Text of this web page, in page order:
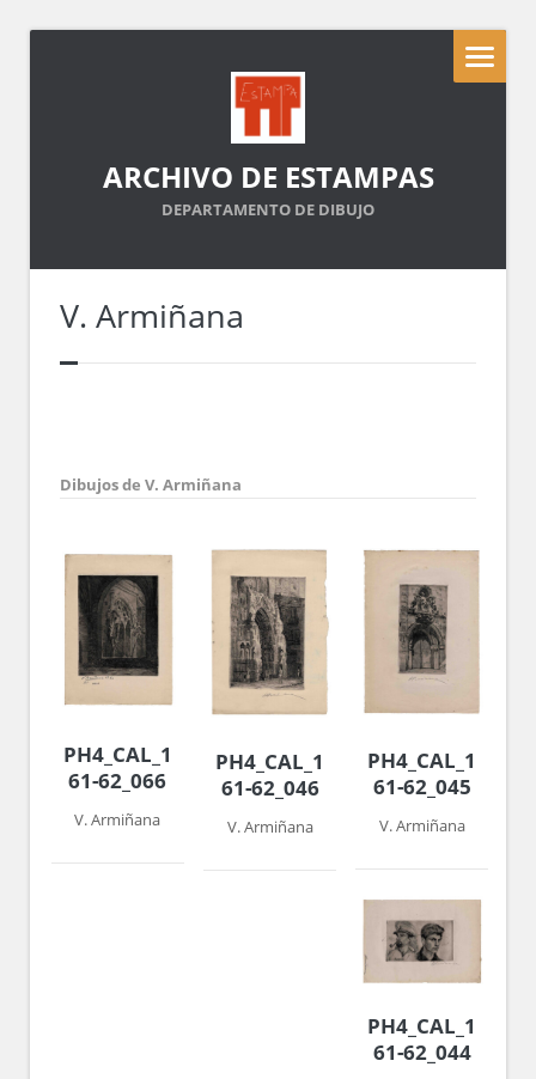
ARCHIVO DE ESTAMPAS
DEPARTAMENTO DE DIBUJO
V. Armiñana
Dibujos de V. Armiñana
PH4_CAL_1960-
61-62_066
V. Armiñana
PH4_CAL_1960-
61-62_046
V. Armiñana
PH4_CAL_1960-
61-62_045
V. Armiñana
PH4_CAL_1960-
61-62_044